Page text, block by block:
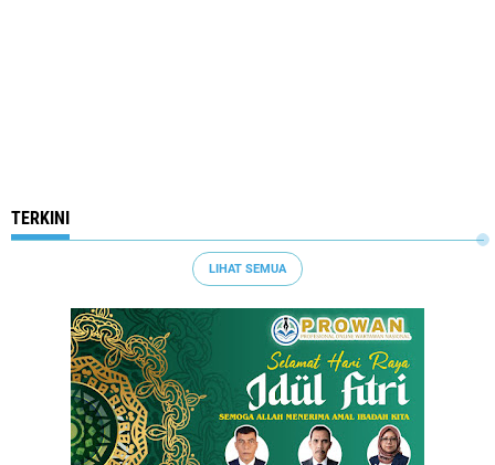
TERKINI
LIHAT SEMUA